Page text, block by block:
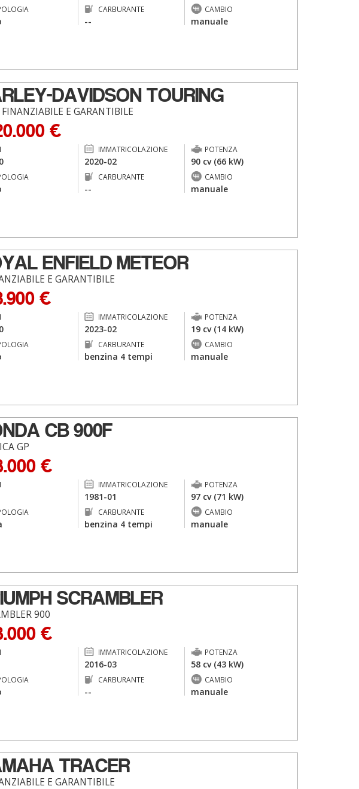
CARBURANTE
--
CAMBIO
manuale
DAVIDSON TOURING
E GARANTIBILE
€
IMMATRICOLAZIONE
2020-02
POTENZA
90 cv (66 kW)
CARBURANTE
--
CAMBIO
manuale
ENFIELD METEOR
E GARANTIBILE
€
IMMATRICOLAZIONE
2023-02
POTENZA
19 cv (14 kW)
CARBURANTE
benzina 4 tempi
CAMBIO
manuale
CB 900F
GP
€
IMMATRICOLAZIONE
1981-01
POTENZA
97 cv (71 kW)
CARBURANTE
benzina 4 tempi
CAMBIO
manuale
SCRAMBLER
900
€
IMMATRICOLAZIONE
2016-03
POTENZA
58 cv (43 kW)
CARBURANTE
--
CAMBIO
manuale
TRACER
E GARANTIBILE